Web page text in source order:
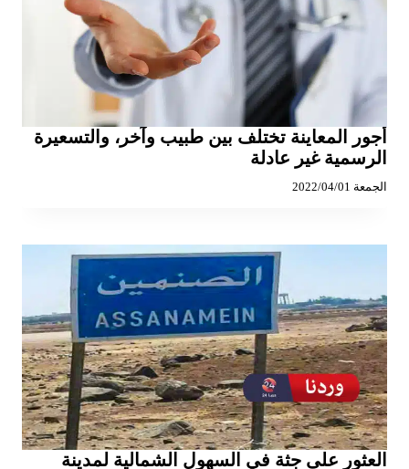
أجور المعاينة تختلف بين طبيب وآخر، والتسعيرة
الرسمية غير عادلة
الجمعة 2022/04/01
العثور على جثة في السهول الشمالية لمدينة